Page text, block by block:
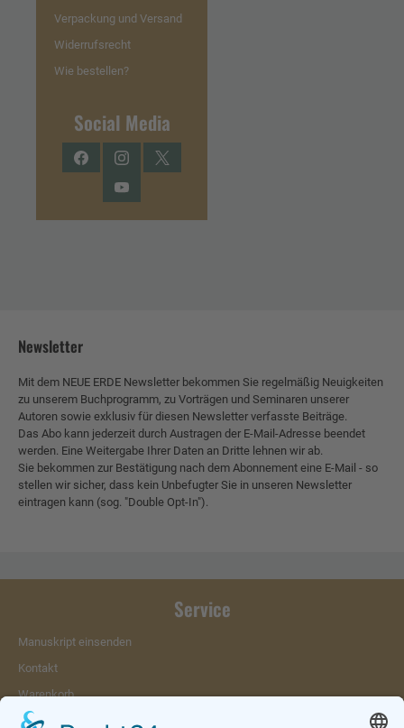
Verpackung und Versand
Widerrufsrecht
Wie bestellen?
Social Media
FacebookInstagramTwitter
YouTube
Newsletter
Mit dem NEUE ERDE Newsletter bekommen Sie regelmäßig Neuigkeiten
zu unserem Buchprogramm, zu Vorträgen und Seminaren unserer
Autoren sowie exklusiv für diesen Newsletter verfasste Beiträge.
Das Abo kann jederzeit durch Austragen der E-Mail-Adresse beendet
werden. Eine Weitergabe Ihrer Daten an Dritte lehnen wir ab.
Sie bekommen zur Bestätigung nach dem Abonnement eine E-Mail - so
stellen wir sicher, dass kein Unbefugter Sie in unseren Newsletter
eintragen kann (sog. "Double Opt-In").
Service
Manuskript einsenden
Kontakt
Warenkorb
Konto